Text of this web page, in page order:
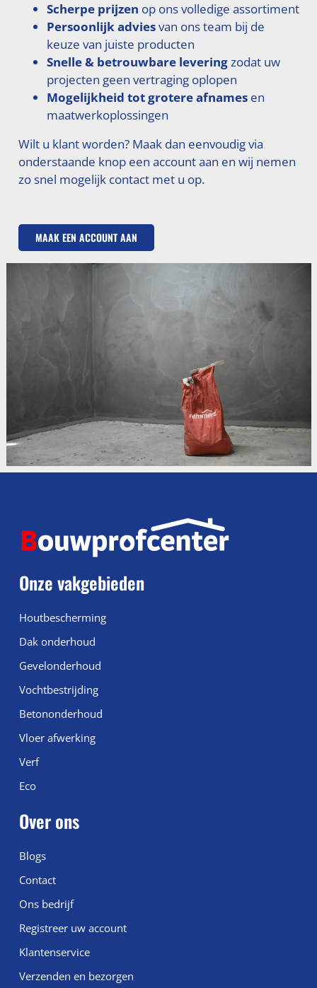
Scherpe prijzen op ons volledige assortiment
Persoonlijk adviesvan ons team bij de
keuze van juiste producten
Snelle & betrouwbare leveringzodat uw
projecten geen vertraging oplopen
Mogelijkheid tot grotere afnamesen
maatwerkoplossingen
Wilt u klant worden? Maak dan eenvoudig via
onderstaande knop een account aan en wij nemen
zo snel mogelijk contact met u op.
MAAK EEN ACCOUNT AAN
Onze vakgebieden
Houtbescherming
Dak onderhoud
Gevelonderhoud
Vochtbestrijding
Betononderhoud
Vloer afwerking
Verf
Eco
Over ons
Blogs
Contact
Ons bedrijf
Registreer uw account
Klantenservice
Verzenden en bezorgen